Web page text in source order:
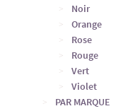
Noir
Orange
Rose
Rouge
Vert
Violet
PAR MARQUE